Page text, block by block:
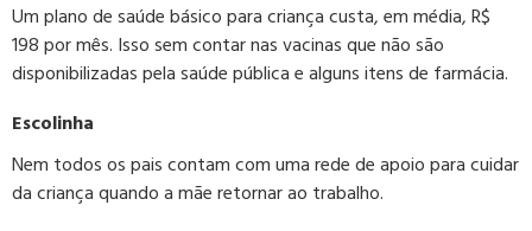
Um plano de saúde básico para criança custa, em média, R$
198 por mês. Isso sem contar nas vacinas que não são
disponibilizadas pela saúde pública e alguns itens de farmácia.
Escolinha
Nem todos os pais contam com uma rede de apoio para cuidar
da criança quando a mãe retornar ao trabalho.